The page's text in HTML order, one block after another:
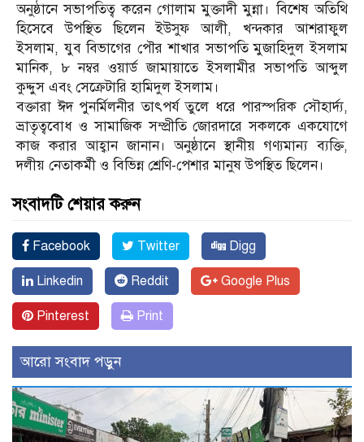
অনুষ্ঠানে সভাপতিত্ব করেন গোলাম মুক্তাদী মুন্না। বিশেষ অতিথি
হিসেবে উপস্থিত ছিলেন ইউসুফ আলী, খন্দকার আশরাফুল
ইসলাম, যুব বিভাগের পৌর শাখার সভাপতি মুজাহিদুল ইসলাম
মানিক, ৮ নম্বর ওয়ার্ড জামায়াতে ইসলামীর সভাপতি আব্দুল
কুদ্দুস এবং সেক্রেটারি হামিদুল ইসলাম।
বক্তারা ঈদ পুনর্মিলনীর তাৎপর্য তুলে ধরে পারস্পরিক সৌহার্দ্য,
ভ্রাতৃত্ববোধ ও সামাজিক সম্প্রীতি জোরদারে সকলকে একযোগে
কাজ করার আহ্বান জানান। অনুষ্ঠানে স্থানীয় গণ্যমান্য ব্যক্তি,
দলীয় নেতাকর্মী ও বিভিন্ন শ্রেণি-পেশার মানুষ উপস্থিত ছিলেন।
সংবাদটি শেয়ার করুন
Facebook Twitter Digg
Linkedin Reddit Google Plus
Pinterest Print
আরো সংবাদ পড়ুন